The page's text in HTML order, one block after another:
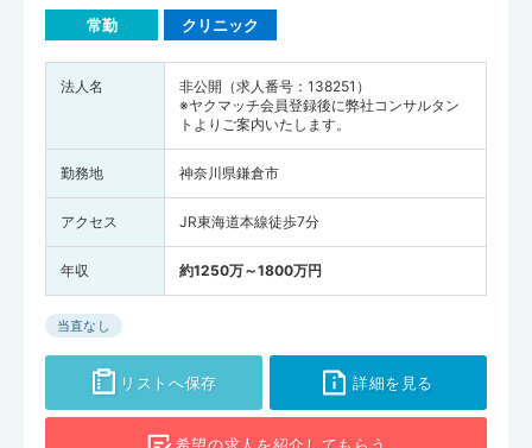
常勤 クリニック
法人名
非公開（求人番号：138251）
※ヤクマッチ会員登録後に弊社コンサルタン
トよりご案内いたします。
勤務地 神奈川県鎌倉市
アクセス JR東海道本線徒歩7分
年収 約1250万～1800万円
当直なし
リストへ保存 詳細を見る